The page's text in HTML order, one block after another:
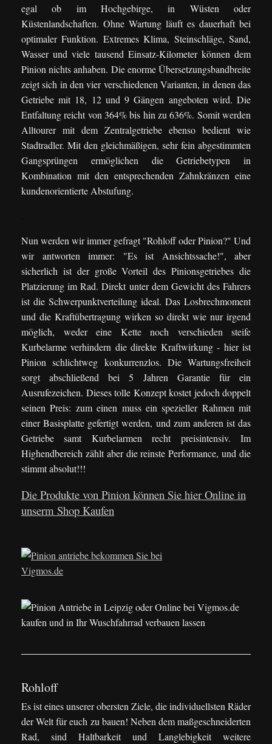
egal ob im Hochgebirge, in Wüsten oder
Küstenlandschaften. Ohne Wartung läuft es dauerhaft bei
optimaler Funktion. Extremes Klima, Steinschläge, Sand,
Wasser und viele tausend Einsatz-Kilometer können dem
Pinion nichts anhaben. Die enorme Übersetzungsbandbreite
zeigt sich in den vier verschiedenen Varianten, in denen das
Getriebe mit 18, 12 und 9 Gängen angeboten wird. Die
Entfaltung reicht von 364% bis hin zu 636%. Somit werden
Alltourer mit dem Zentralgetriebe ebenso bedient wie
Stadtradler. Mit den gleichmäßigen, sehr fein abgestimmten
Gangsprüngen ermöglichen die Getriebetypen in
Kombination mit den entsprechenden Zahnkränzen eine
kundenorientierte Abstufung.
Nun werden wir immer gefragt "Rohloff oder Pinion?" Und
wir antworten immer: "Es ist Ansichtssache!", aber
sicherlich ist der große Vorteil des Pinionsgetriebes die
Platzierung im Rad. Direkt unter dem Gewicht des Fahrers
ist die Schwerpunktverteilung ideal. Das Losbrechmoment
und die Kraftübertragung wirken so direkt wie nur irgend
möglich, weder eine Kette noch verschieden steife
Kurbelarme verhindern die direkte Kraftwirkung - hier ist
Pinion schlichtweg konkurrenzlos. Die Wartungsfreiheit
sorgt abschließend bei 5 Jahren Garantie für ein
Ausrufezeichen. Dieses tolle Konzept kostet jedoch doppelt
seinen Preis: zum einen muss ein spezieller Rahmen mit
einer Basisplatte gefertigt werden, und zum anderen ist das
Getriebe samt Kurbelarmen recht preisintensiv. Im
Highendbereich zählt aber die reinste Performance, und die
stimmt absolut!!!
Die Produkte von Pinion können Sie hier Online in
unserm Shop Kaufen
Rohloff
Es ist eines unserer obersten Ziele, die individuellsten Räder
der Welt für euch zu bauen! Neben dem maßgeschneiderten
Rad, sind Haltbarkeit und Langlebigkeit weitere